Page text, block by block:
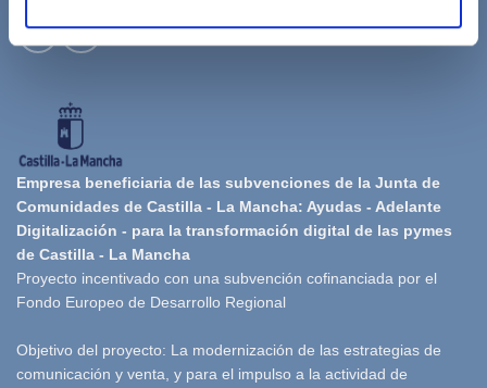
Empresa beneficiaria de las subvenciones de la Junta de
Comunidades de Castilla - La Mancha: Ayudas - Adelante
Digitalización - para la transformación digital de las pymes
de Castilla - La Mancha
Proyecto incentivado con una subvención cofinanciada por el
Fondo Europeo de Desarrollo Regional
Objetivo del proyecto: La modernización de las estrategias de
comunicación y venta, y para el impulso a la actividad de